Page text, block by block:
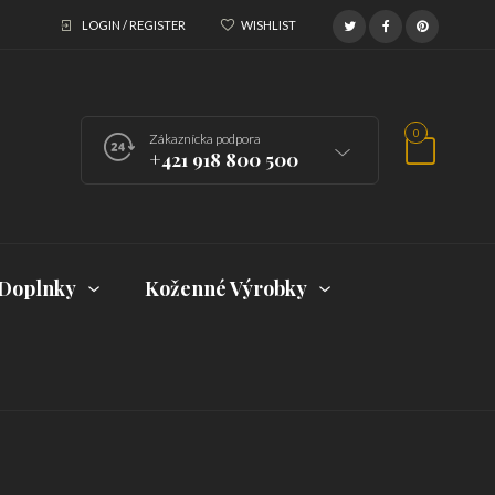
LOGIN / REGISTER WISHLIST
Zákaznícka podpora
+421 918 800 500
0
Koženné Výrobky